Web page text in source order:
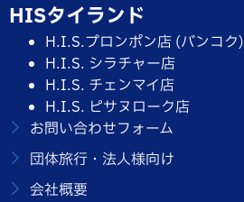
HISタイランド
H.I.S.プロンポン店 (バンコク)
H.I.S. シラチャー店
H.I.S. チェンマイ店
H.I.S. ピサヌローク店
お問い合わせフォーム
団体旅行・法人様向け
会社概要